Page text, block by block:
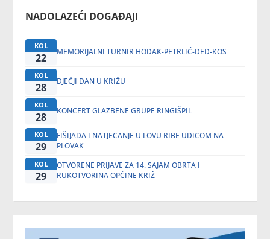
NADOLAZEĆI DOGAĐAJI
KOL
22 MEMORIJALNI TURNIR HODAK-PETRLIĆ-DED-KOS
KOL
28 DJEČJI DAN U KRIŽU
KOL
28 KONCERT GLAZBENE GRUPE RINGIŠPIL
KOL
29
FIŠIJADA I NATJECANJE U LOVU RIBE UDICOM NA
PLOVAK
KOL
29
OTVORENE PRIJAVE ZA 14. SAJAM OBRTA I
RUKOTVORINA OPĆINE KRIŽ